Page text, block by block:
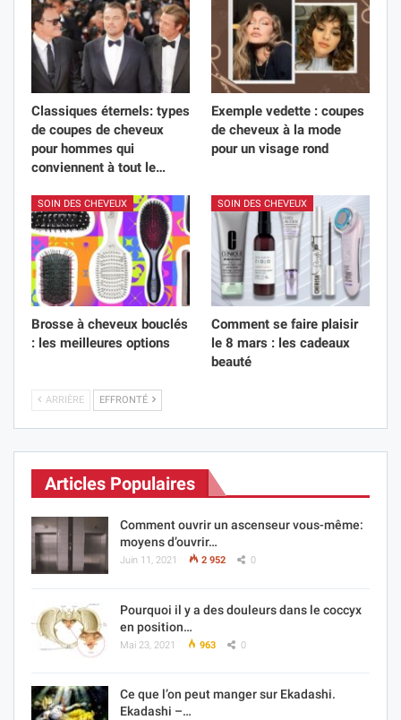
Classiques éternels: types
de coupes de cheveux
pour hommes qui
conviennent à tout le…
Exemple vedette : coupes
de cheveux à la mode
pour un visage rond
SOIN DES CHEVEUX
Brosse à cheveux bouclés
: les meilleures options
SOIN DES CHEVEUX
Comment se faire plaisir
le 8 mars : les cadeaux
beauté
ARRIÈRE EFFRONTÉ
Articles Populaires
Comment ouvrir un ascenseur vous-même:
moyens d’ouvrir…
Juin 11, 2021 2 952 0
Pourquoi il y a des douleurs dans le coccyx
en position…
Mai 23, 2021 963 0
Ce que l’on peut manger sur Ekadashi.
Ekadashi –…